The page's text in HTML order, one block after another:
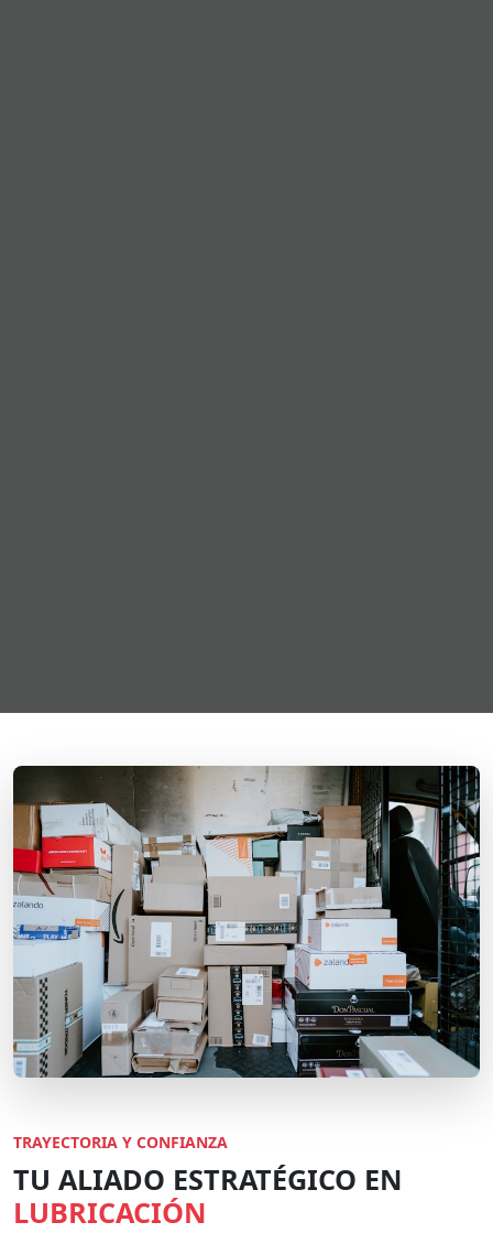
TRAYECTORIA Y CONFIANZA
TU ALIADO ESTRATÉGICO EN
LUBRICACIÓN